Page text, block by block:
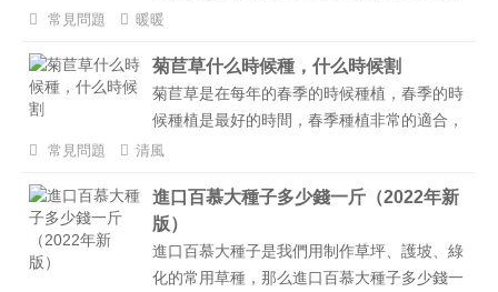
一種人工種植的植物，這樣既能夠控制麥仙翁
揮麥仙翁的功效和作用。...
常見問題 暖暖
菊苣草什么時候種，什么時候割
菊苣草是在每年的春季的時候種植，春季的時
候種植是最好的時間，春季種植非常的適合，
有利于植物的正常生長。在植物生長到30厘
草本，收購完成之后，需要預留出5厘米左右
的高度，及時的進行補水和施肥，才不會影響
到后期的生長，多年生植物不需要每年都需要
種植，一年種植可以成活多年。...
常見問題 清風
進口百慕大種子多少錢一斤（2022年新
版）
進口百慕大種子是我們用制作草坪、護坡、綠
化的常用草種，那么進口百慕大種子多少錢一